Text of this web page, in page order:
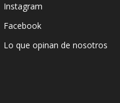
Instagram
Facebook
Lo que opinan de nosotros